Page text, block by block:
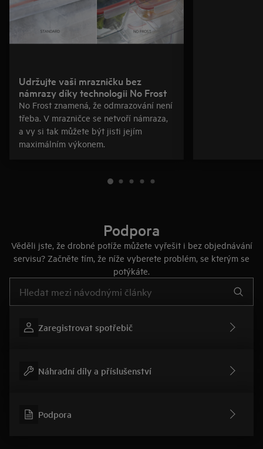
Udržujte vaši mrazničku bez
námrazy díky technologii No Frost
No Frost znamená, že odmrazování není
třeba. V mrazničce se netvoří námraza,
a vy si tak můžete být jisti jejím
maximálním výkonem.
Podpora
Věděli jste, že drobné potíže můžete vyřešit i bez objednávání
servisu? Začněte tím, že níže vyberete problém, se kterým se
potýkáte.
Zaregistrovat spotřebič
Náhradní díly a příslušenství
Podpora